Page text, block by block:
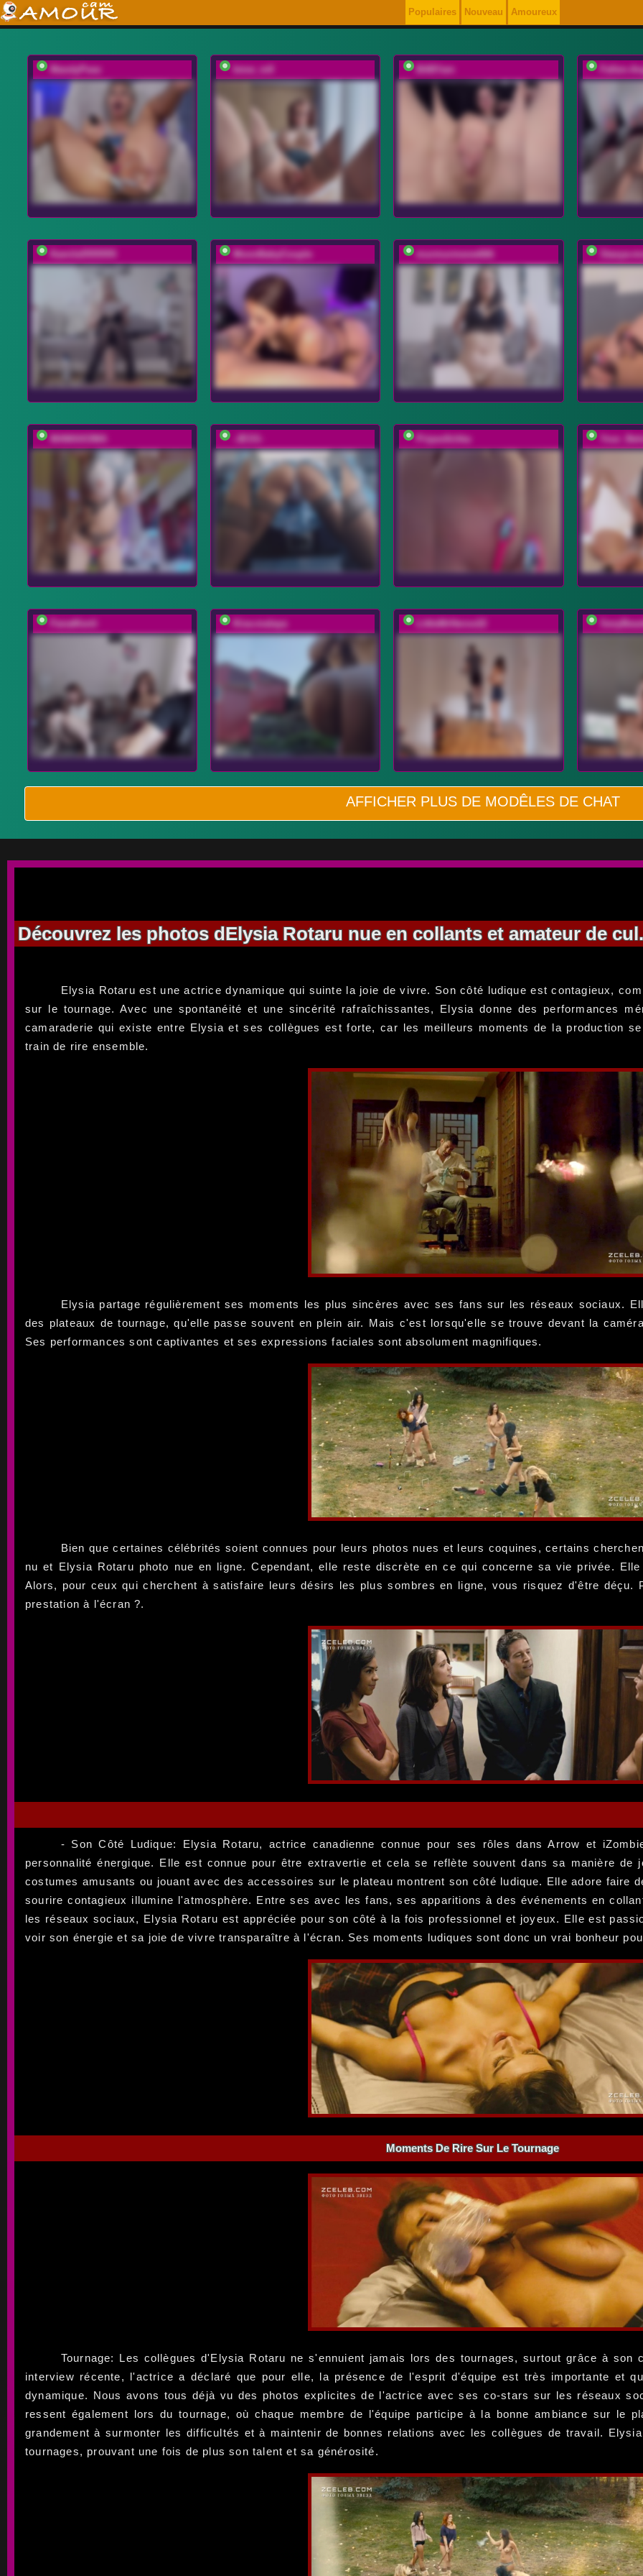
Populaires Nouveau Amoureux
MandyPeas bmw_m8 BABYam Fallen-
Kamila5555555 MoonBabyCouple murmurmeow666 Stasya-
MAMAXOMA Pripev0chka
FanatKenli Kisa-malaya LittleMrHeroo22
AFFICHER PLUS DE MODÊLES DE CHAT
Découvrez les photos dElysia Rotaru nue en collants et amateur de cul.
Elysia Rotaru est une actrice dynamique qui suinte la joie de vivre. Son côté ludique est contagieux,
sur le tournage. Avec une spontanéité et une sincérité rafraîchissantes, Elysia donne des performances
camaraderie qui existe entre Elysia et ses collègues est forte, car les meilleurs moments de la production
train de rire ensemble.
Elysia partage régulièrement ses moments les plus sincères avec ses fans sur les réseaux sociaux.
des plateaux de tournage, qu'elle passe souvent en plein air. Mais c'est lorsqu'elle se trouve devant la
Ses performances sont captivantes et ses expressions faciales sont absolument magnifiques.
Bien que certaines célébrités soient connues pour leurs photos nues et leurs coquines, certains
nu et Elysia Rotaru photo nue en ligne. Cependant, elle reste discrète en ce qui concerne sa vie privée.
Alors, pour ceux qui cherchent à satisfaire leurs désirs les plus sombres en ligne, vous risquez d'être déçu.
prestation à l'écran ?.
- Son Côté Ludique: Elysia Rotaru, actrice canadienne connue pour ses rôles dans Arrow et
personnalité énergique. Elle est connue pour être extravertie et cela se reflète souvent dans sa manière
costumes amusants ou jouant avec des accessoires sur le plateau montrent son côté ludique. Elle adore faire
sourire contagieux illumine l'atmosphère. Entre ses avec les fans, ses apparitions à des événements en
les réseaux sociaux, Elysia Rotaru est appréciée pour son côté à la fois professionnel et joyeux. Elle est
voir son énergie et sa joie de vivre transparaître à l'écran. Ses moments ludiques sont donc un vrai bonheur
Moments De Rire Sur Le Tournage
Tournage: Les collègues d'Elysia Rotaru ne s'ennuient jamais lors des tournages, surtout grâce à son
interview récente, l'actrice a déclaré que pour elle, la présence de l'esprit d'équipe est très importante et
dynamique. Nous avons tous déjà vu des photos explicites de l'actrice avec ses co-stars sur les réseaux
ressent également lors du tournage, où chaque membre de l'équipe participe à la bonne ambiance sur le
grandement à surmonter les difficultés et à maintenir de bonnes relations avec les collègues de travail.
tournages, prouvant une fois de plus son talent et sa générosité.